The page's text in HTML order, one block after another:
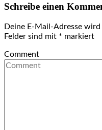
Schreibe einen
Deine E-Mail-Adresse
Felder sind mit * markiert
Comment